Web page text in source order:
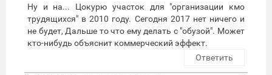
Ну и на... Цокурю участок для "организации кмо
трудящихся" в 2010 году. Сегодня 2017 нет ничего и
не будет, Дальше то что ему делать с "обузой". Может
кто-нибудь объяснит коммерческий эффект.
Ответить